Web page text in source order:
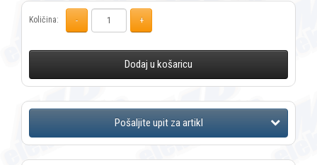
Količina:
Dodaj u košaricu